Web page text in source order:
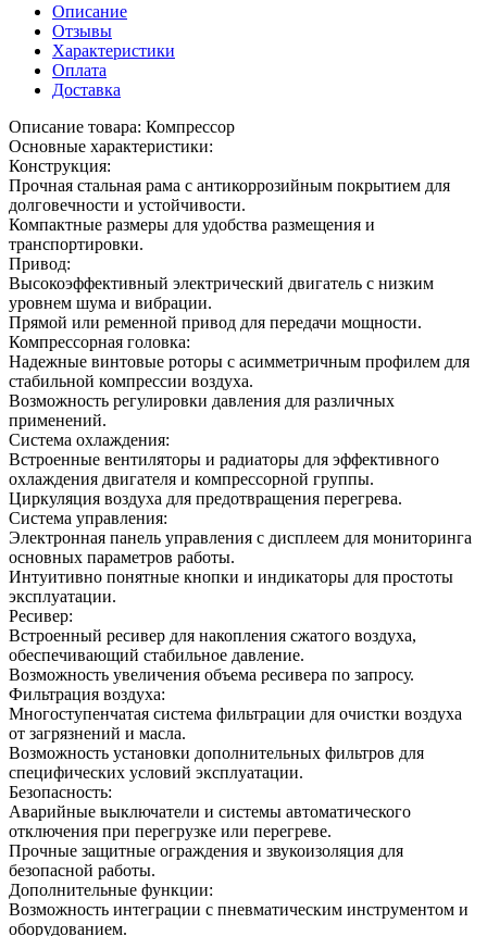
Описание
Отзывы
Характеристики
Оплата
Доставка
Описание товара: Компрессор
Основные характеристики:
Конструкция:
Прочная стальная рама с антикоррозийным покрытием для
долговечности и устойчивости.
Компактные размеры для удобства размещения и
транспортировки.
Привод:
Высокоэффективный электрический двигатель с низким
уровнем шума и вибрации.
Прямой или ременной привод для передачи мощности.
Компрессорная головка:
Надежные винтовые роторы с асимметричным профилем для
стабильной компрессии воздуха.
Возможность регулировки давления для различных
применений.
Система охлаждения:
Встроенные вентиляторы и радиаторы для эффективного
охлаждения двигателя и компрессорной группы.
Циркуляция воздуха для предотвращения перегрева.
Система управления:
Электронная панель управления с дисплеем для мониторинга
основных параметров работы.
Интуитивно понятные кнопки и индикаторы для простоты
эксплуатации.
Ресивер:
Встроенный ресивер для накопления сжатого воздуха,
обеспечивающий стабильное давление.
Возможность увеличения объема ресивера по запросу.
Фильтрация воздуха:
Многоступенчатая система фильтрации для очистки воздуха
от загрязнений и масла.
Возможность установки дополнительных фильтров для
специфических условий эксплуатации.
Безопасность:
Аварийные выключатели и системы автоматического
отключения при перегрузке или перегреве.
Прочные защитные ограждения и звукоизоляция для
безопасной работы.
Дополнительные функции:
Возможность интеграции с пневматическим инструментом и
оборудованием.